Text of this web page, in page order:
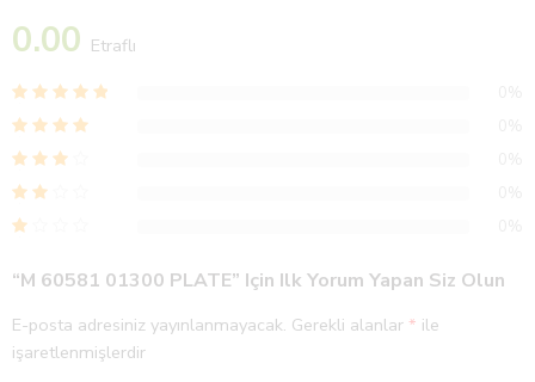
0.00 Etraflı
“M 60581 01300 PLATE” Için Ilk Yorum Yapan Siz Olun
E-posta adresiniz yayınlanmayacak. Gerekli alanlar * ile
işaretlenmişlerdir